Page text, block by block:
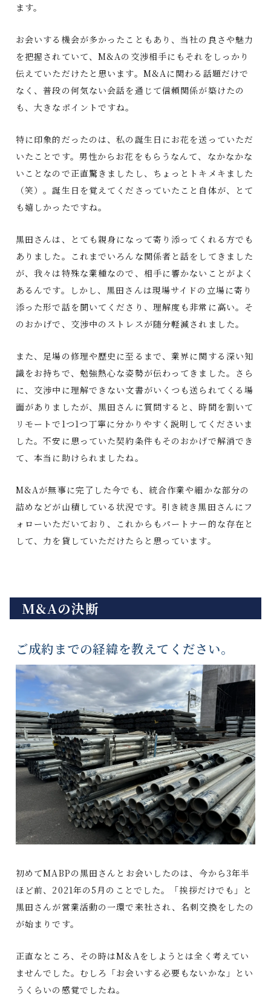
ます。
お会いする機会が多かったこともあり、当社の良さや魅力
を把握されていて、M&Aの交渉相手にもそれをしっかり
伝えていただけたと思います。M&Aに関わる話題だけで
なく、普段の何気ない会話を通じて信頼関係が築けたの
も、大きなポイントですね。
特に印象的だったのは、私の誕生日にお花を送っていただ
いたことです。男性からお花をもらうなんて、なかなかな
いことなので正直驚きましたし、ちょっとトキメキました
（笑）。誕生日を覚えてくださっていたこと自体が、とて
も嬉しかったですね。
黒田さんは、とても親身になって寄り添ってくれる方でも
ありました。これまでいろんな関係者と話をしてきました
が、我々は特殊な業種なので、相手に響かないことがよく
あるんです。しかし、黒田さんは現場サイドの立場に寄り
添った形で話を聞いてくださり、理解度も非常に高い。そ
のおかげで、交渉中のストレスが随分軽減されました。
また、足場の修理や歴史に至るまで、業界に関する深い知
識をお持ちで、勉強熱心な姿勢が伝わってきました。さら
に、交渉中に理解できない文書がいくつも送られてくる場
面がありましたが、黒田さんに質問すると、時間を割いて
リモートで1つ1つ丁寧に分かりやすく説明してくださいま
した。不安に思っていた契約条件もそのおかげで解消でき
て、本当に助けられましたね。
M&Aが無事に完了した今でも、統合作業や細かな部分の
詰めなどが山積している状況です。引き続き黒田さんにフ
ォローいただいており、これからもパートナー的な存在と
して、力を貸していただけたらと思っています。
M&Aの決断
ご成約までの経緯を教えてください。
初めてMABPの黒田さんとお会いしたのは、今から3年半
ほど前、2021年の5月のことでした。「挨拶だけでも」と
黒田さんが営業活動の一環で来社され、名刺交換をしたの
が始まりです。
正直なところ、その時はM&Aをしようとは全く考えてい
ませんでした。むしろ「お会いする必要もないかな」とい
うくらいの感覚でしたね。